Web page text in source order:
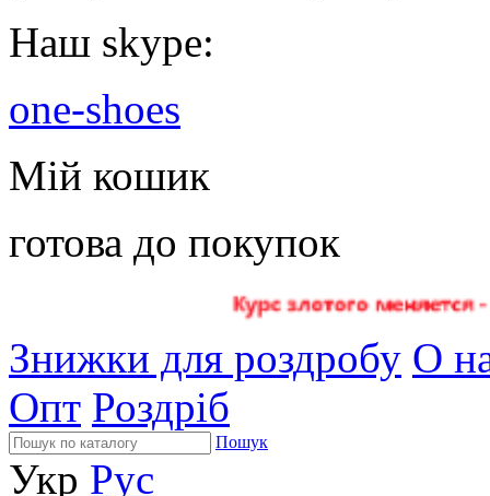
Наш skype:
one-shoes
Мій кошик
готова до покупок
Знижки для роздробу О
Опт Роздріб
Пошук
Укр Рус